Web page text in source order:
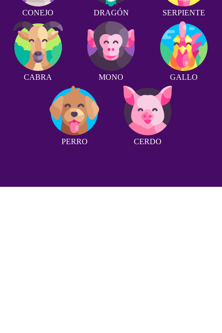
CONEJO DRAGÓN SERPIENTE
CABRA MONO GALLO
PERRO CERDO